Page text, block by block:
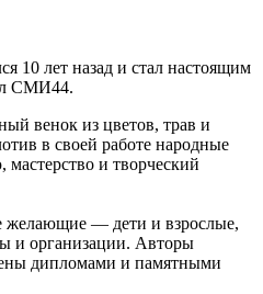
10 лет назад и стал настоящим
СМИ44.
венок из цветов, трав и
в своей работе народные
и творческий
желающие — дети и взрослые,
и организации. Авторы
дипломами и памятными